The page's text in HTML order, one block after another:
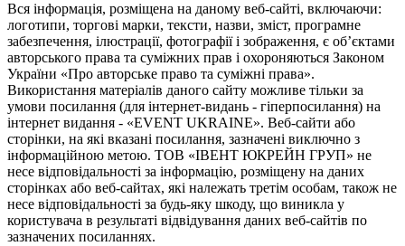
Вся інформація, розміщена на даному веб-сайті, включаючи:
логотипи, торгові марки, тексти, назви, зміст, програмне
забезпечення, ілюстрації, фотографії і зображення, є об’єктами
авторського права та суміжних прав і охороняються Законом
України «Про авторське право та суміжні права».
Використання матеріалів даного сайту можливе тільки за
умови посилання (для інтернет-видань - гіперпосилання) на
інтернет видання - «EVENT UKRAINE». Веб-сайти або
сторінки, на які вказані посилання, зазначені виключно з
інформаційною метою. ТОВ «ІВЕНТ ЮКРЕЙН ГРУП» не
несе відповідальності за інформацію, розміщену на даних
сторінках або веб-сайтах, які належать третім особам, також не
несе відповідальності за будь-яку шкоду, що виникла у
користувача в результаті відвідування даних веб-сайтів по
зазначених посиланнях.